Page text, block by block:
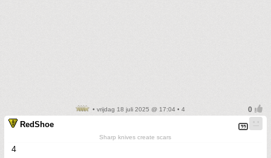
• vrijdag 18 juli 2025 @ 17:04 • 4
RedShoe
Sharp knives create scars
4